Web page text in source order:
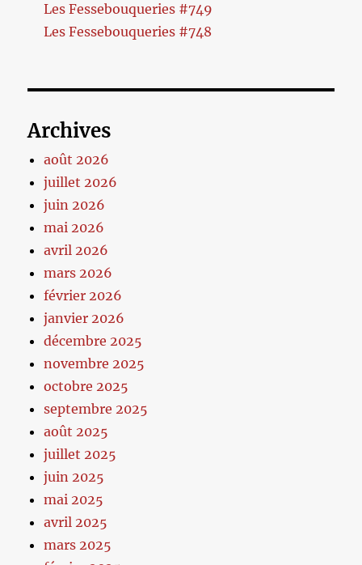
Les Fessebouqueries #749
Les Fessebouqueries #748
Archives
août 2026
juillet 2026
juin 2026
mai 2026
avril 2026
mars 2026
février 2026
janvier 2026
décembre 2025
novembre 2025
octobre 2025
septembre 2025
août 2025
juillet 2025
juin 2025
mai 2025
avril 2025
mars 2025